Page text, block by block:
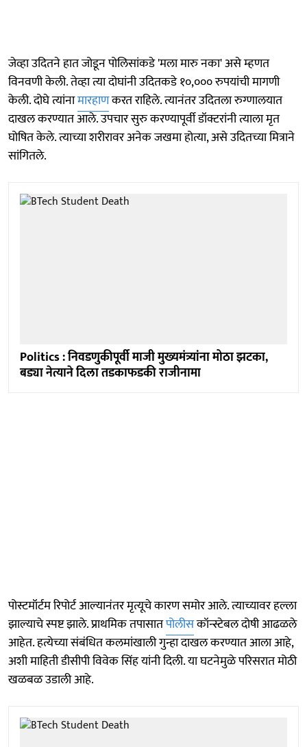
जेव्हा उदितने हात जोडून पोलिसांकडे 'मला मारु नका' असे म्हणत
विनवणी केली. तेव्हा त्या दोघांनी उदितकडे १०,००० रुपयांची मागणी
केली. दोघे त्यांनामारहाणकरत राहिले. त्यानंतर उदितला रुग्णालयात
दाखल करण्यात आले. उपचार सुरु करण्यापूर्वी डॉक्टरांनी त्याला मृत
घोषित केले. त्याच्या शरीरावर अनेक जखमा होत्या, असे उदितच्या मित्राने
सांगितले.
Politics : निवडणुकीपूर्वी माजी मुख्यमंत्र्यांना मोठा झटका,
बड्या नेत्याने दिला तडकाफडकी राजीनामा
पोस्टमॉर्टम रिपोर्ट आल्यानंतर मृत्यूचे कारण समोर आले. त्याच्यावर हल्ला
झाल्याचे स्पष्ट झाले. प्राथमिक तपासातपोलीसकॉन्स्टेबल दोषी आढळले
आहेत. हत्येच्या संबंधित कलमांखाली गुन्हा दाखल करण्यात आला आहे,
अशी माहिती डीसीपी विवेक सिंह यांनी दिली. या घटनेमुळे परिसरात मोठी
खळबळ उडाली आहे.